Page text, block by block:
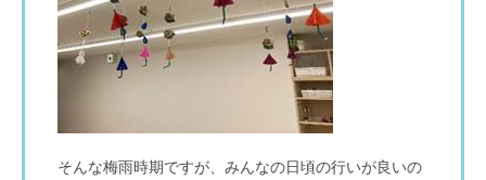
そんな梅雨時期ですが、みんなの日頃の行いが良いの